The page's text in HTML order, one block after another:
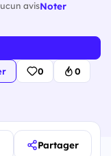
avisNoter
0 0
Partager